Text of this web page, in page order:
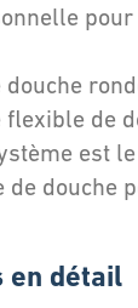
de
est
de douche
en détail